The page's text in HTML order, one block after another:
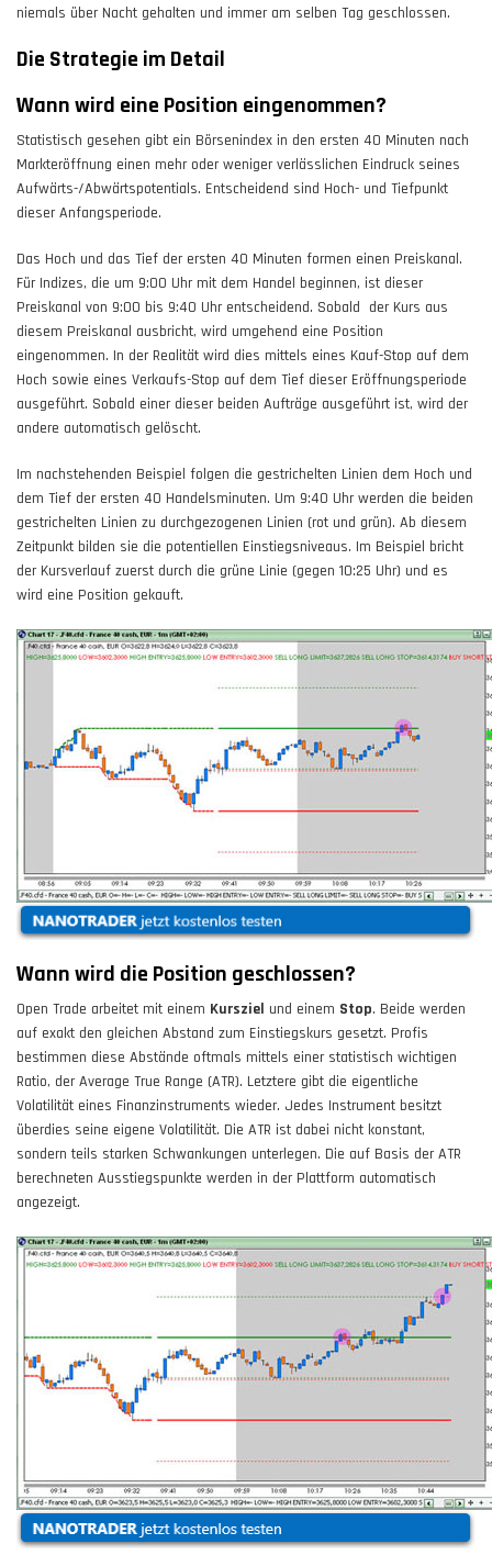
niemals über Nacht gehalten und immer am selben Tag geschlossen.
Die Strategie im Detail
Wann wird eine Position eingenommen?
Statistisch gesehen gibt ein Börsenindex in den ersten 40 Minuten nach
Markteröffnung einen mehr oder weniger verlässlichen Eindruck seines
Aufwärts-/Abwärtspotentials. Entscheidend sind Hoch- und Tiefpunkt
dieser Anfangsperiode.
Das Hoch und das Tief der ersten 40 Minuten formen einen Preiskanal.
Für Indizes, die um 9:00 Uhr mit dem Handel beginnen, ist dieser
Preiskanal von 9:00 bis 9:40 Uhr entscheidend. Sobald der Kurs aus
diesem Preiskanal ausbricht, wird umgehend eine Position
eingenommen. In der Realität wird dies mittels eines Kauf-Stop auf dem
Hoch sowie eines Verkaufs-Stop auf dem Tief dieser Eröffnungsperiode
ausgeführt. Sobald einer dieser beiden Aufträge ausgeführt ist, wird der
andere automatisch gelöscht.
Im nachstehenden Beispiel folgen die gestrichelten Linien dem Hoch und
dem Tief der ersten 40 Handelsminuten. Um 9:40 Uhr werden die beiden
gestrichelten Linien zu durchgezogenen Linien (rot und grün). Ab diesem
Zeitpunkt bilden sie die potentiellen Einstiegsniveaus. Im Beispiel bricht
der Kursverlauf zuerst durch die grüne Linie (gegen 10:25 Uhr) und es
wird eine Position gekauft.
Wann wird die Position geschlossen?
Open Trade arbeitet mit einem Kursziel und einem Stop. Beide werden
auf exakt den gleichen Abstand zum Einstiegskurs gesetzt. Profis
bestimmen diese Abstände oftmals mittels einer statistisch wichtigen
Ratio, der Average True Range (ATR). Letztere gibt die eigentliche
Volatilität eines Finanzinstruments wieder. Jedes Instrument besitzt
überdies seine eigene Volatilität. Die ATR ist dabei nicht konstant,
sondern teils starken Schwankungen unterlegen. Die auf Basis der ATR
berechneten Ausstiegspunkte werden in der Plattform automatisch
angezeigt.